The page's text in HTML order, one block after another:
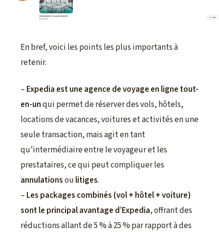
En bref, voici les points les plus importants à
retenir.
– Expedia est une agence de voyage en ligne tout-
en-unqui permet de réserver des vols, hôtels,
locations de vacances, voitures et activités en une
seule transaction, mais agit en tant
qu’intermédiaire entre le voyageur et les
prestataires, ce qui peut compliquer les
annulationsou litiges.
– Les packages combinés (vol + hôtel + voiture)
sont le principal avantage d’Expedia, offrant des
réductions allant de 5 % à 25 % par rapport à des